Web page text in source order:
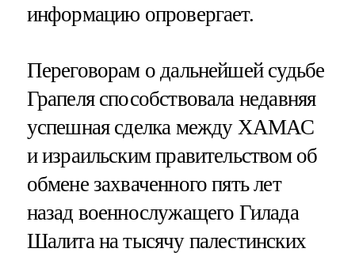
информацию опровергает.
Переговорам о дальнейшей судьбе
Грапеля способствовала недавняя
успешная сделка между ХАМАС
и израильским правительством об
обмене захваченного пять лет
назад военнослужащего Гилада
Шалита на тысячу палестинских